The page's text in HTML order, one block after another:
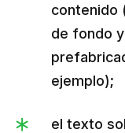
contenido
de fondo
ejemplo);
el texto